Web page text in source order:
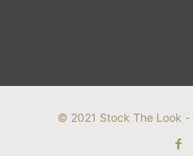
© 2021 Stock The Look -